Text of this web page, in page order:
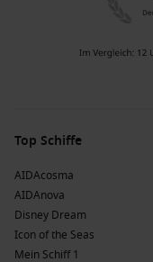
Top Schiffe
AIDAcosma
AIDAnova
Disney Dream
Icon of the Seas
Mein Schiff 1